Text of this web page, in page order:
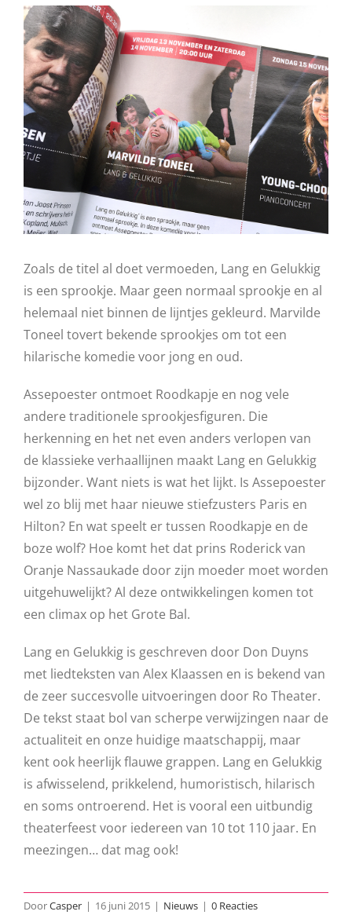
Zoals de titel al doet vermoeden, Lang en Gelukkig
is een sprookje. Maar geen normaal sprookje en al
helemaal niet binnen de lijntjes gekleurd. Marvilde
Toneel tovert bekende sprookjes om tot een
hilarische komedie voor jong en oud.
Assepoester ontmoet Roodkapje en nog vele
andere traditionele sprookjesfiguren. Die
herkenning en het net even anders verlopen van
de klassieke verhaallijnen maakt Lang en Gelukkig
bijzonder. Want niets is wat het lijkt. Is Assepoester
wel zo blij met haar nieuwe stiefzusters Paris en
Hilton? En wat speelt er tussen Roodkapje en de
boze wolf? Hoe komt het dat prins Roderick van
Oranje Nassaukade door zijn moeder moet worden
uitgehuwelijkt? Al deze ontwikkelingen komen tot
een climax op het Grote Bal.
Lang en Gelukkig is geschreven door Don Duyns
met liedteksten van Alex Klaassen en is bekend van
de zeer succesvolle uitvoeringen door Ro Theater.
De tekst staat bol van scherpe verwijzingen naar de
actualiteit en onze huidige maatschappij, maar
kent ook heerlijk flauwe grappen. Lang en Gelukkig
is afwisselend, prikkelend, humoristisch, hilarisch
en soms ontroerend. Het is vooral een uitbundig
theaterfeest voor iedereen van 10 tot 110 jaar. En
meezingen… dat mag ook!
DoorCasper | 16 juni 2015 | Nieuws | 0 Reacties